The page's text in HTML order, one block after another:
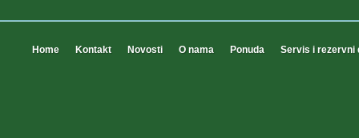
Home Kontakt Novosti O nama Ponuda Servis i rezervni